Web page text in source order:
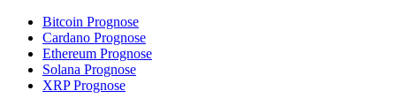
Bitcoin Prognose
Cardano Prognose
Ethereum Prognose
Solana Prognose
XRP Prognose